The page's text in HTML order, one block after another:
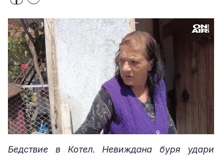
Unmute Loaded:
39.79%
Бедствие в Котел. Невиждана буря удари